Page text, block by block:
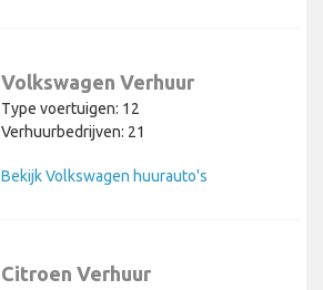
Volkswagen Verhuur
Type voertuigen: 12
Verhuurbedrijven: 21
Bekijk Volkswagen huurauto's
Citroen Verhuur